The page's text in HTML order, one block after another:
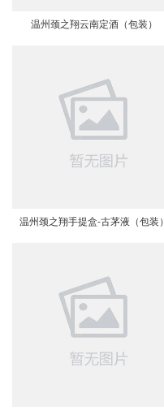
温州颈之翔云南定酒（包装）
温州颈之翔手提盒-古茅液（包装）